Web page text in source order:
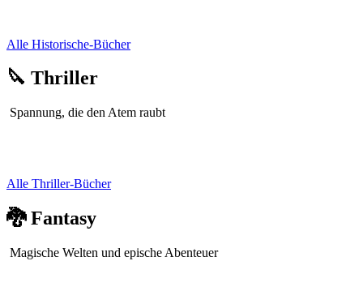
Alle Historische-Bücher
🔪 Thriller
Spannung, die den Atem raubt
Alle Thriller-Bücher
🐉 Fantasy
Magische Welten und epische Abenteuer